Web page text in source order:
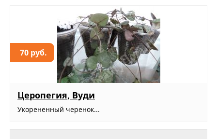
70 руб.
Церопегия, Вуди
Укорененный черенок...